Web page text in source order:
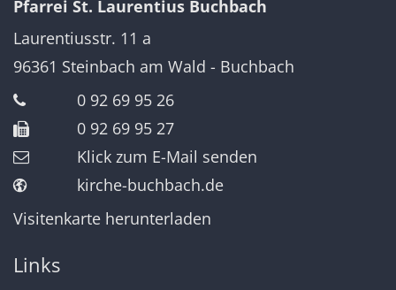
Pfarrei St. Laurentius Buchbach
Laurentiusstr. 11 a
96361 Steinbach am Wald - Buchbach
0 92 69 95 26
0 92 69 95 27
Klick zum E-Mail senden
kirche-buchbach.de
Visitenkarte herunterladen
Links